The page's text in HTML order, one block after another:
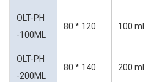
OLT-PH
-100ML
80 * 120 100 ml
OLT-PH
-200ML
80 * 140 200 ml